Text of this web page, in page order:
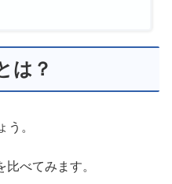
は？
う。
比べてみます。